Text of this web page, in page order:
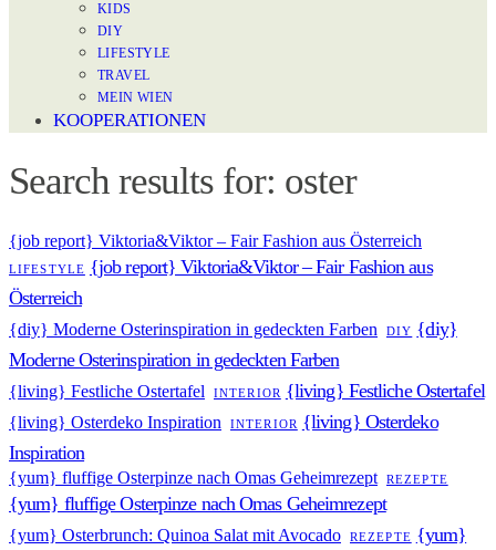
KIDS
DIY
LIFESTYLE
TRAVEL
MEIN WIEN
KOOPERATIONEN
Search results for: oster
{job report} Viktoria&Viktor – Fair Fashion aus Österreich
LIFESTYLE {job report} Viktoria&Viktor – Fair Fashion aus
Österreich
{diy} Moderne Osterinspiration in gedeckten Farben DIY {diy}
Moderne Osterinspiration in gedeckten Farben
{living} Festliche Ostertafel INTERIOR {living} Festliche Ostertafel
{living} Osterdeko Inspiration INTERIOR {living} Osterdeko
Inspiration
{yum} fluffige Osterpinze nach Omas Geheimrezept REZEPTE
{yum} fluffige Osterpinze nach Omas Geheimrezept
{yum} Osterbrunch: Quinoa Salat mit Avocado REZEPTE {yum}